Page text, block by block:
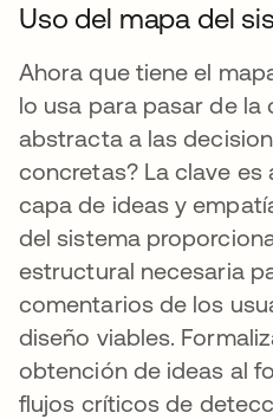
Uso del mapa del
Ahora que tiene el
lo usa para pasar de la
abstracta a las
concretas? La clave es
capa de ideas y
del sistema
estructural necesaria
comentarios de los
diseño viables.
obtención de ideas al
flujos críticos de